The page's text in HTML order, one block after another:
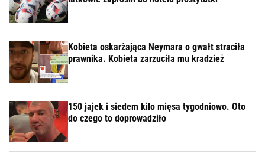
Kobieta oskarżająca Neymara o gwałt straciła
prawnika. Kobieta zarzuciła mu kradzież
150 jajek i siedem kilo mięsa tygodniowo. Oto
do czego to doprowadziło